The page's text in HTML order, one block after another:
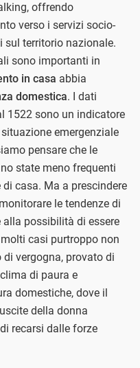
offrendo
verso i servizi socio-
sul territorio nazionale.
sono importanti in
in casa abbia
domestica. I dati
1522 sono un indicatore
emergenziale
pensare che le
state meno frequenti
casa. Ma a prescindere
le tendenze di
possibilità di essere
casi purtroppo non
di vergogna, provato di
di paura e
domestiche, dove il
della donna
recarsi dalle forze